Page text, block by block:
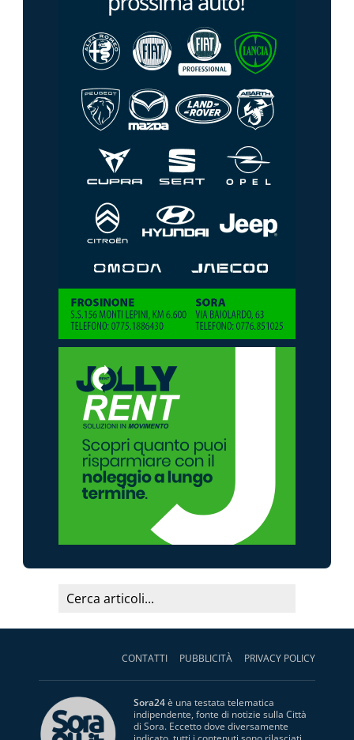
CONTATTI PUBBLICITÀ PRIVACY POLICY
Sora24è una testata telematica
indipendente, fonte di notizie sulla Città
di Sora. Eccetto dove diversamente